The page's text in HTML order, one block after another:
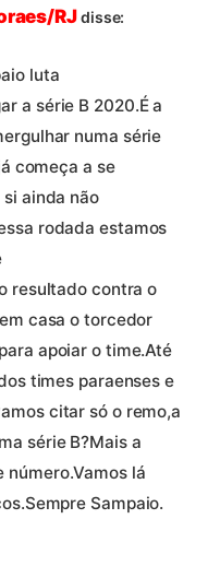
RJdisse:
luta
a série B 2020.É a
numa série
começa a se
ainda não
rodada estamos
resultado contra o
casa o torcedor
apoiar o time.Até
times paraenses e
citar só o remo,a
série B?Mais a
lá
Sampaio.